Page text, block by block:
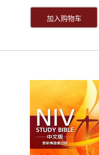
加入购物车